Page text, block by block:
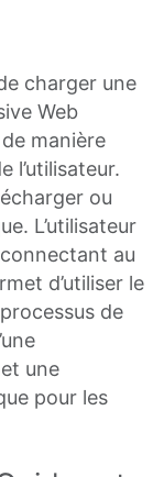
charger une
Web
manière
l’utilisateur.
ou
L’utilisateur
au
d’utiliser le
de
une
pour les